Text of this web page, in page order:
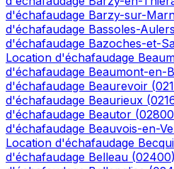
d'échafaudage Barzy-sur-
d'échafaudage Bassoles-Aulers
d'échafaudage Bazoches-et-
Location d'échafaudage
d'échafaudage Beaumont-en-
d'échafaudage Beaurevoir (
d'échafaudage Beaurieux (
d'échafaudage Beautor (02800
d'échafaudage Beauvois-en-
Location d'échafaudage
d'échafaudage Belleau (02400)